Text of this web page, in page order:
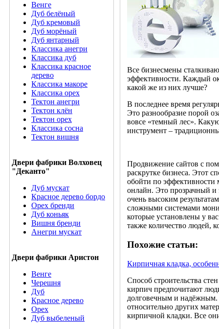
Венге
Дуб белёный
Дуб кремовый
Дуб морёный
Дуб янтарный
Классика анегри
Классика дуб
Классика красное
дерево
Классика макоре
Классика орех
Тектон анегри
Тектон клён
Тектон орех
Классика сосна
Тектон вишня
Двери фабрики Волховец
"Деканто"
Дуб мускат
Красное дерево бордо
Орех бренди
Дуб коньяк
Вишня бренди
Анегри мускат
Двери фабрики Аристон
Венге
Черешня
Дуб
Красное дерево
Орех
Дуб выбеленый
Все бизнесмены
эффективности. Каждый
какой же из них лучше?
В последнее время
Это разнообразие порой
вовсе «темный лес».
инструмент –
Продвижение сайтов с
раскрутке бизнеса. Этот
обойти по
онлайн. Это прозрачный
очень высоким
сложными системами
которые установлены у
также количество людей,
Похожие статьи:
Кирпичная кладка,
Способ строительства
кирпич предпочитают
долговечным и надёжным.
относительно других
кирпичной кладки. Все